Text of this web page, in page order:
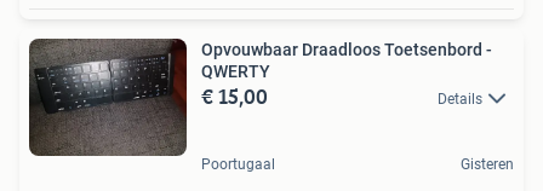
Opvouwbaar Draadloos Toetsenbord -
QWERTY
€ 15,00 Details
Poortugaal Gisteren